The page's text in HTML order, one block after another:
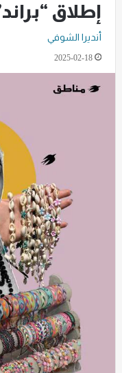
إطلاق
أنديرا الشوفي
2025-02-18